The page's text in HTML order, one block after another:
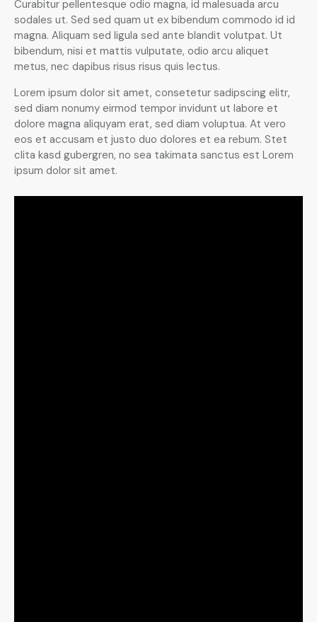
Curabitur pellentesque odio magna, id malesuada arcu
sodales ut. Sed sed quam ut ex bibendum commodo id id
magna. Aliquam sed ligula sed ante blandit volutpat. Ut
bibendum, nisi et mattis vulputate, odio arcu aliquet
metus, nec dapibus risus risus quis lectus.
Lorem ipsum dolor sit amet, consetetur sadipscing elitr,
sed diam nonumy eirmod tempor invidunt ut labore et
dolore magna aliquyam erat, sed diam voluptua. At vero
eos et accusam et justo duo dolores et ea rebum. Stet
clita kasd gubergren, no sea takimata sanctus est Lorem
ipsum dolor sit amet.